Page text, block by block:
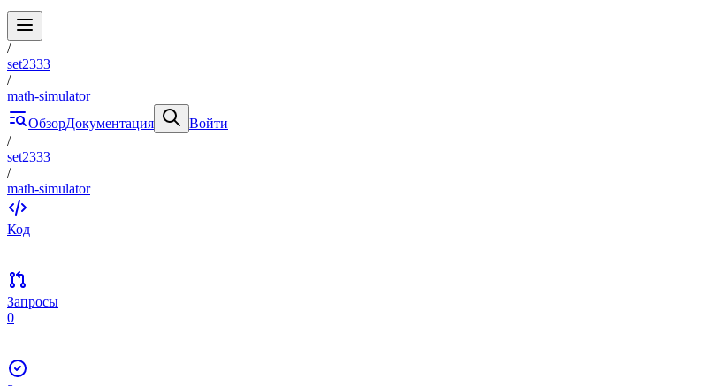
/
set2333
/
math-simulator
ОбзорДокументация
Войти
/
set2333
/
math-simulator
Код
Запросы
0